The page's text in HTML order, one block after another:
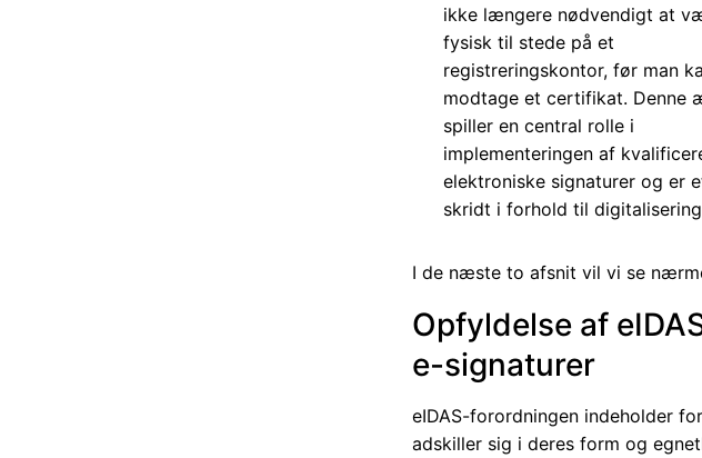
ikke længere nødvendigt at
fysisk til stede på et
registreringskontor, før man
modtage et certifikat. Denne
spiller en central rolle i
implementeringen af
elektroniske signaturer og er
skridt i forhold til
I de næste to afsnit vil vi se
Opfyldelse af
e-signaturer
eIDAS-forordningen indeholder
adskiller sig i deres form og